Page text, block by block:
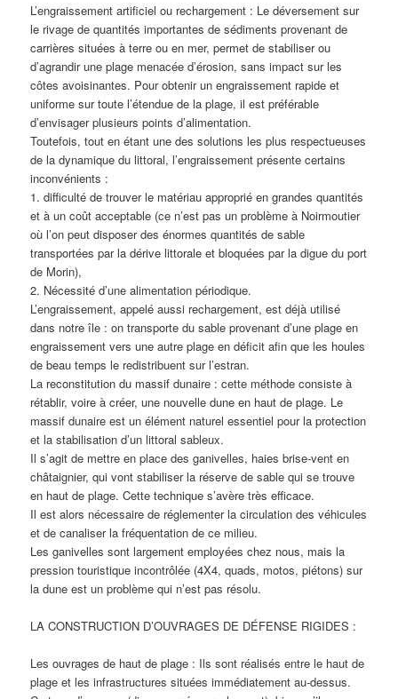
L’engraissement artificiel ou rechargement : Le déversement sur
le rivage de quantités importantes de sédiments provenant de
carrières situées à terre ou en mer, permet de stabiliser ou
d’agrandir une plage menacée d’érosion, sans impact sur les
côtes avoisinantes. Pour obtenir un engraissement rapide et
uniforme sur toute l’étendue de la plage, il est préférable
d’envisager plusieurs points d’alimentation.
Toutefois, tout en étant une des solutions les plus respectueuses
de la dynamique du littoral, l’engraissement présente certains
inconvénients :
1. difficulté de trouver le matériau approprié en grandes quantités
et à un coût acceptable (ce n’est pas un problème à Noirmoutier
où l’on peut disposer des énormes quantités de sable
transportées par la dérive littorale et bloquées par la digue du port
de Morin),
2. Nécessité d’une alimentation périodique.
L’engraissement, appelé aussi rechargement, est déjà utilisé
dans notre île : on transporte du sable provenant d’une plage en
engraissement vers une autre plage en déficit afin que les houles
de beau temps le redistribuent sur l’estran.
La reconstitution du massif dunaire : cette méthode consiste à
rétablir, voire à créer, une nouvelle dune en haut de plage. Le
massif dunaire est un élément naturel essentiel pour la protection
et la stabilisation d’un littoral sableux.
Il s’agit de mettre en place des ganivelles, haies brise-vent en
châtaignier, qui vont stabiliser la réserve de sable qui se trouve
en haut de plage. Cette technique s’avère très efficace.
Il est alors nécessaire de réglementer la circulation des véhicules
et de canaliser la fréquentation de ce milieu.
Les ganivelles sont largement employées chez nous, mais la
pression touristique incontrôlée (4X4, quads, motos, piétons) sur
la dune est un problème qui n’est pas résolu.
LA CONSTRUCTION D’OUVRAGES DE DÉFENSE RIGIDES :
Les ouvrages de haut de plage : Ils sont réalisés entre le haut de
plage et les infrastructures situées immédiatement au-dessus.